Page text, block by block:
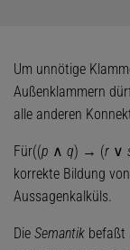
Um unnötige
Außenklammern
alle anderen
Für((p ∧ q) → (r ∨
korrekte Bildung
Aussagenkalküls.
Die Semantik befaßt